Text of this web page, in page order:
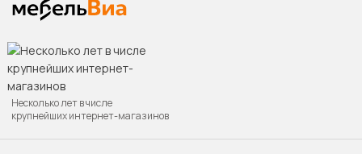
Несколько лет в числе
крупнейших интернет-магазинов